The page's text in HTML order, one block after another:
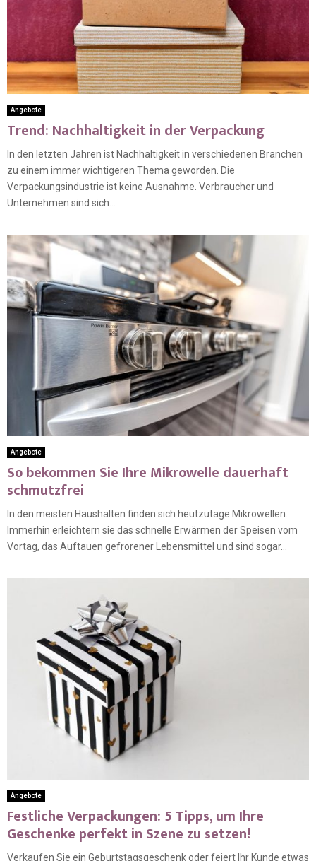
Angebote
Trend: Nachhaltigkeit in der Verpackung
In den letzten Jahren ist Nachhaltigkeit in verschiedenen Branchen
zu einem immer wichtigeren Thema geworden. Die
Verpackungsindustrie ist keine Ausnahme. Verbraucher und
Unternehmen sind sich...
Angebote
So bekommen Sie Ihre Mikrowelle dauerhaft
schmutzfrei
In den meisten Haushalten finden sich heutzutage Mikrowellen.
Immerhin erleichtern sie das schnelle Erwärmen der Speisen vom
Vortag, das Auftauen gefrorener Lebensmittel und sind sogar...
Angebote
Festliche Verpackungen: 5 Tipps, um Ihre
Geschenke perfekt in Szene zu setzen!
Verkaufen Sie ein Geburtstagsgeschenk oder feiert Ihr Kunde etwas